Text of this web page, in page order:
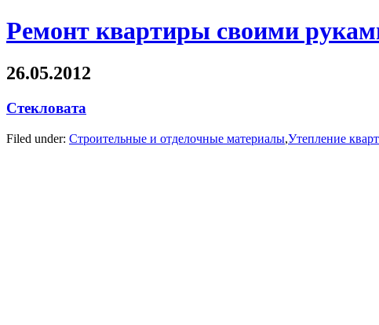
Ремонт квартиры своими
26.05.2012
Стекловата
Filed under: Строительные и отделочные материалы,Утепление